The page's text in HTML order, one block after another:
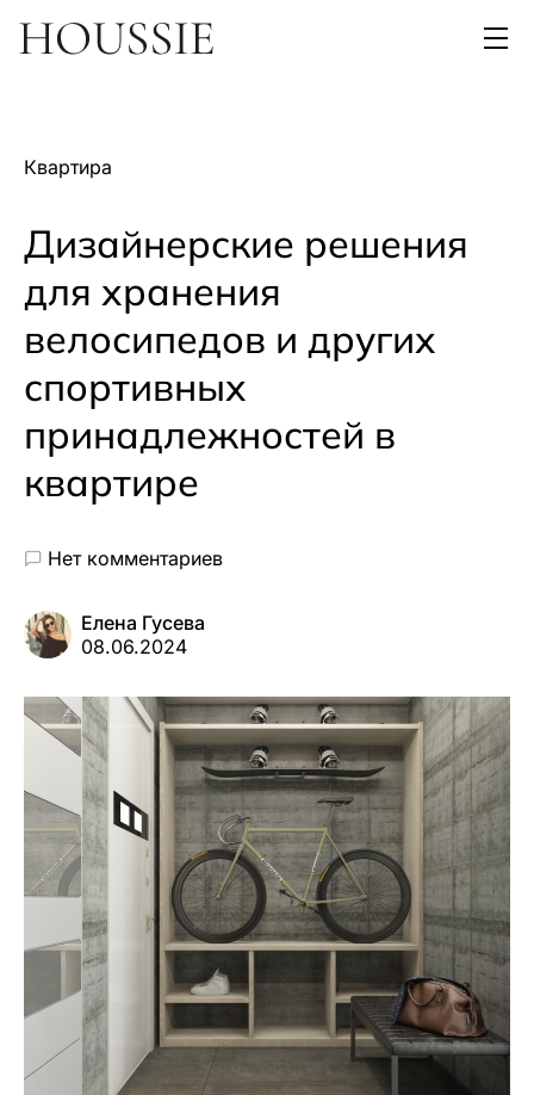
Квартира
Дизайнерские решения
для хранения
велосипедов и других
спортивных
принадлежностей в
квартире
Нет комментариев
Елена Гусева
08.06.2024